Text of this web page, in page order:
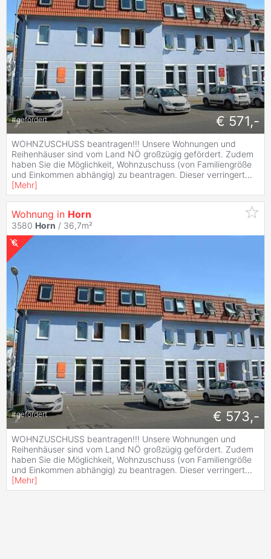
#gefördert € 571,-
WOHNZUSCHUSS beantragen!!! Unsere Wohnungen und
Reihenhäuser sind vom Land NÖ großzügig gefördert. Zudem
haben Sie die Möglichkeit, Wohnzuschuss (von Familiengröße
und Einkommen abhängig) zu beantragen. Dieser verringert...
[Mehr]
Wohnung in Horn
3580 Horn / 36,7m²
#gefördert € 573,-
WOHNZUSCHUSS beantragen!!! Unsere Wohnungen und
Reihenhäuser sind vom Land NÖ großzügig gefördert. Zudem
haben Sie die Möglichkeit, Wohnzuschuss (von Familiengröße
und Einkommen abhängig) zu beantragen. Dieser verringert...
[Mehr]